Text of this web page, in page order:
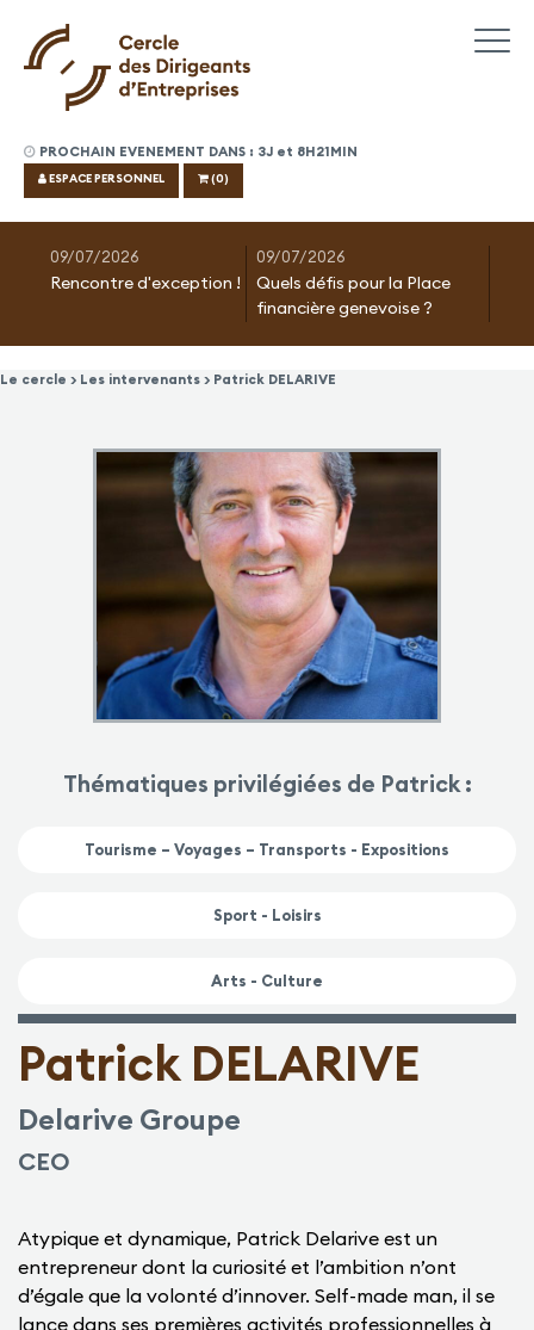
PROCHAIN EVENEMENT DANS : 3J et 8H21MIN
ESPACE PERSONNEL (0)
09/07/2026
Rencontre d'exception !
09/07/2026
Quels défis pour la Place
financière genevoise ?
Le cercle > Les intervenants > Patrick DELARIVE
Thématiques privilégiées de Patrick :
Tourisme – Voyages – Transports - Expositions
Sport - Loisirs
Arts - Culture
Patrick DELARIVE
Delarive Groupe
CEO
Atypique et dynamique, Patrick Delarive est un
entrepreneur dont la curiosité et l’ambition n’ont
d’égale que la volonté d’innover. Self-made man, il se
lance dans ses premières activités professionnelles à